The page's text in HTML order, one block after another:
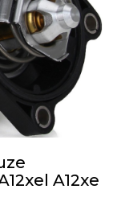
A12xe